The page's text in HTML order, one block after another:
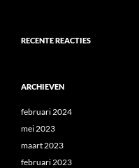
RECENTE REACTIES
ARCHIEVEN
februari 2024
mei 2023
maart 2023
februari 2023